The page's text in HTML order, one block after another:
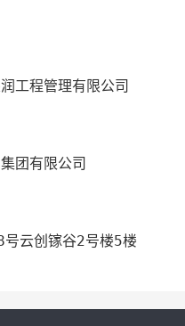
工程管理有限公司
团有限公司
云创镓谷2号楼5楼